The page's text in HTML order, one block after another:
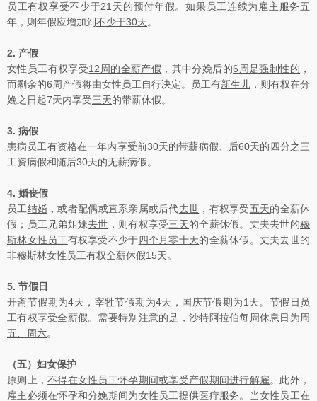
员工有权享受不少于21 天的预付年假。如果员工连续为雇主服务五
年，则年假应增加到 不少于30天。
2. 产假
女性员工有权享受12 周的全薪产假 ，其中分娩后的6 周是强制性的 ，
而剩余的6周产假将由女性员工自行决定。员工有新生儿 ，则有权在分
娩之日起7天内享受三天的带薪休假。
3. 病假
患病员工有资格在一年内享受前30天的带薪病假 、后60天的四分之三
工资病假和随后30天的无薪病假。
4. 婚丧假
员工结婚 ，或者配偶或直系亲属或后代去世 ，有权享受五天的全薪休
假；员工兄弟姐妹去世 ，则有权享受三天的全薪休假。丈夫去世的穆
斯林女性员工有权享受不少于四个月零十天的全薪休假。丈夫去世的
非穆斯林女性员工有权全薪休假15天。
5. 节假日
开斋节假期为4天，宰牲节假期为4天，国庆节假期为1天。节假日员
工有权享受全薪假。 需要特别注意的是，沙特阿拉伯每周休息日为周
五、周六。
（五）妇女保护
原则上，不得在女性员工怀孕期间或享受产假期间进行解雇。此外，
雇主必须在怀孕和分娩期间为女性员工提供医疗服务。当女性员工在